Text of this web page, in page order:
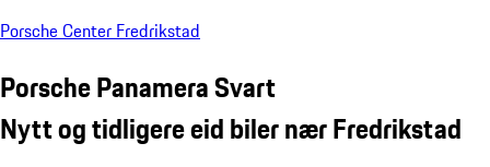
Porsche Center Fredrikstad
Porsche Panamera Svart
Nytt og tidligere eid biler nær Fredrikstad